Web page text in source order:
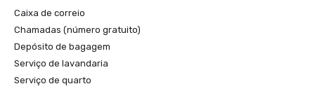
Caixa de correio
Chamadas (número gratuito)
Depósito de bagagem
Serviço de lavandaria
Serviço de quarto